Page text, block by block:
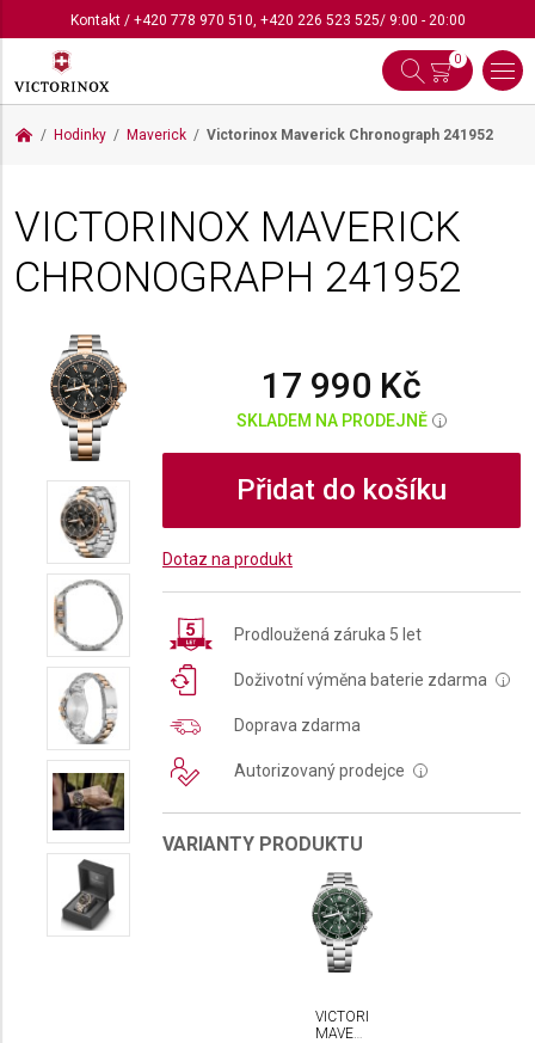
Kontakt/ +420 778 970 510, +420 226 523 525/ 9:00 - 20:00
0
Hodinky Maverick Victorinox Maverick Chronograph 241952
VICTORINOX MAVERICK
CHRONOGRAPH 241952
17 990 Kč
SKLADEM NA PRODEJNĚ i
Přidat do košíku
Dotaz na produkt
Prodloužená záruka 5 let
Doživotní výměna baterie zdarma i
Doprava zdarma
Autorizovaný prodejce i
VARIANTY PRODUKTU
VICTORINOX
MAVERICK